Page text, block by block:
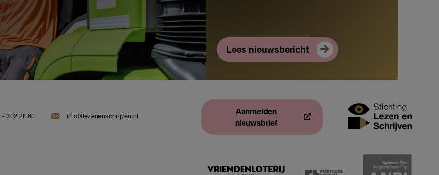
Lees nieuwsbericht
- 302 26 60 info@lezenenschrijven.nl
Aanmelden
nieuwsbrief